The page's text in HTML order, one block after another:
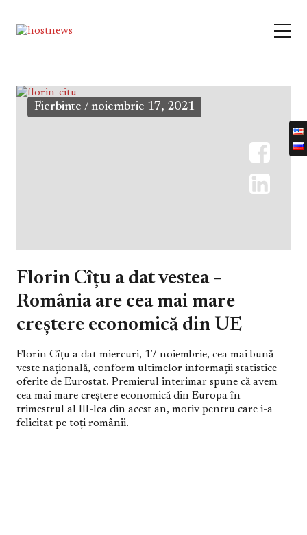
Fierbinte / noiembrie 17, 2021
Florin Cîțu a dat vestea –
România are cea mai mare
creștere economică din UE
Florin Cîțu a dat miercuri, 17 noiembrie, cea mai bună
veste națională, conform ultimelor informații statistice
oferite de Eurostat. Premierul interimar spune că avem
cea mai mare creștere economică din Europa în
trimestrul al III-lea din acest an, motiv pentru care i-a
felicitat pe toți românii.